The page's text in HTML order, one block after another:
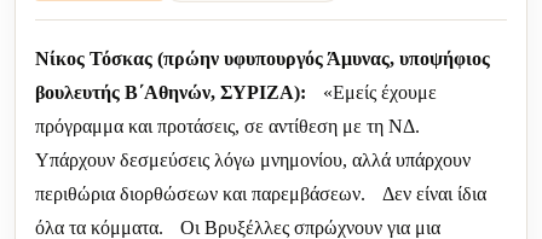
Νίκος Τόσκας (πρώην υφυπουργός Άμυνας, υποψήφιος
βουλευτής Β΄Αθηνών, ΣΥΡΙΖΑ): «Εμείς έχουμε
πρόγραμμα και προτάσεις, σε αντίθεση με τη ΝΔ.
Υπάρχουν δεσμεύσεις λόγω μνημονίου, αλλά υπάρχουν
περιθώρια διορθώσεων και παρεμβάσεων. Δεν είναι ίδια
όλα τα κόμματα. Οι Βρυξέλλες σπρώχνουν για μια